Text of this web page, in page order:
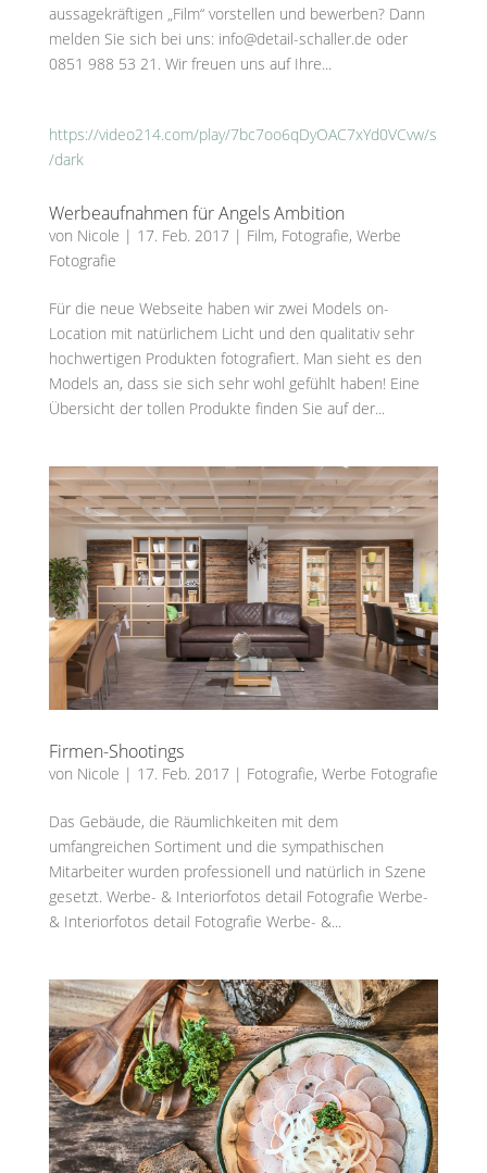
aussagekräftigen „Film“ vorstellen und bewerben? Dann
melden Sie sich bei uns: info@detail-schaller.de oder
0851 988 53 21. Wir freuen uns auf Ihre...
https://video214.com/play/7bc7oo6qDyOAC7xYd0VCvw/s
/dark
Werbeaufnahmen für Angels Ambition
von Nicole | 17. Feb. 2017| Film, Fotografie, Werbe
Fotografie
Für die neue Webseite haben wir zwei Models on-
Location mit natürlichem Licht und den qualitativ sehr
hochwertigen Produkten fotografiert. Man sieht es den
Models an, dass sie sich sehr wohl gefühlt haben! Eine
Übersicht der tollen Produkte finden Sie auf der...
Firmen-Shootings
von Nicole | 17. Feb. 2017| Fotografie, Werbe Fotografie
Das Gebäude, die Räumlichkeiten mit dem
umfangreichen Sortiment und die sympathischen
Mitarbeiter wurden professionell und natürlich in Szene
gesetzt. Werbe- & Interiorfotos detail Fotografie Werbe-
& Interiorfotos detail Fotografie Werbe- &...